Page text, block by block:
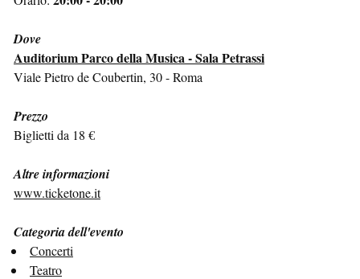
Dove
Auditorium Parco della Musica - Sala Petrassi
Viale Pietro de Coubertin, 30 - Roma
Prezzo
Biglietti da 18 €
Altre informazioni
www.ticketone.it
Categoria dell'evento
Concerti
Teatro